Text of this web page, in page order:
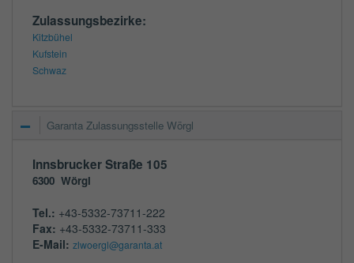
Zulassungsbezirke:
Kitzbühel
Kufstein
Schwaz
Garanta Zulassungsstelle Wörgl
Innsbrucker Straße 105
6300 Wörgl
Tel.: +43-5332-73711-222
Fax: +43-5332-73711-333
E-Mail: zlwoergl@garanta.at